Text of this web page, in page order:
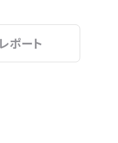
レポート